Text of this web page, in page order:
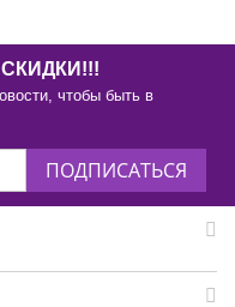
чтобы быть в
ПОДПИСАТЬСЯ